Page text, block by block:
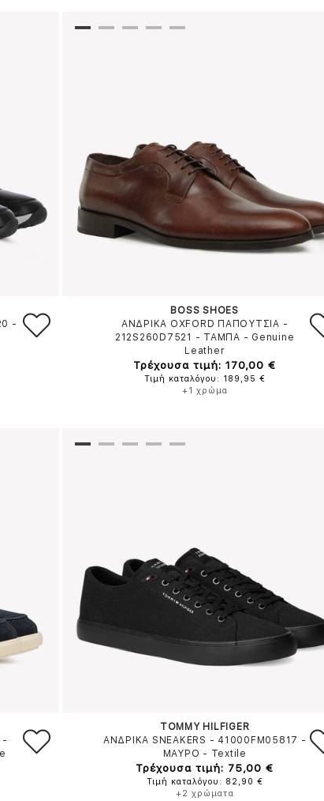
-
BOSS SHOES
ΑΝΔΡΙΚΑ OXFORD ΠΑΠΟΥΤΣΙΑ -
212S260D7521
- ΤΑΜΠΑ - Genuine
Leather
Τρέχουσα τιμή: 170,00 €
Τιμή καταλόγου: 189,95 €
+1 χρώμα
-
TOMMY HILFIGER
ΑΝΔΡΙΚΑ SNEAKERS - 41000FM05817 -
ΜΑΥΡΟ - Textile
Τρέχουσα τιμή: 75,00 €
Τιμή καταλόγου: 82,90 €
+2 χρώματα